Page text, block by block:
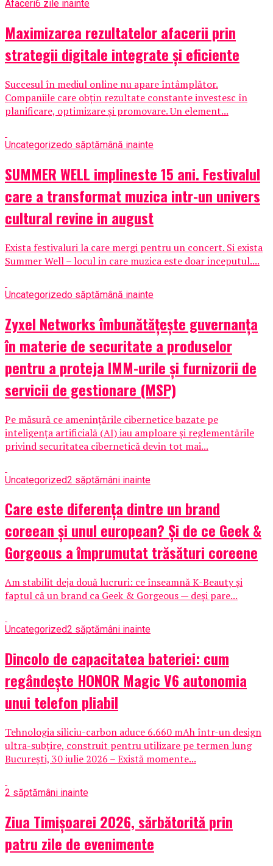
Afaceri6 zile inainte
Maximizarea rezultatelor afacerii prin
strategii digitale integrate și eficiente
Succesul în mediul online nu apare întâmplător.
Companiile care obțin rezultate constante investesc în
planificare, optimizare și promovare. Un element...
Uncategorizedo săptămână inainte
SUMMER WELL implineste 15 ani. Festivalul
care a transformat muzica intr-un univers
cultural revine in august
Exista festivaluri la care mergi pentru un concert. Si exista
Summer Well – locul in care muzica este doar inceputul....
Uncategorizedo săptămână inainte
Zyxel Networks îmbunătățește guvernanța
în materie de securitate a produselor
pentru a proteja IMM-urile și furnizorii de
servicii de gestionare (MSP)
Pe măsură ce amenințările cibernetice bazate pe
inteligența artificială (AI) iau amploare și reglementările
privind securitatea cibernetică devin tot mai...
Uncategorized2 săptămâni inainte
Care este diferența dintre un brand
coreean și unul european? Și de ce Geek &
Gorgeous a împrumutat trăsături coreene
Am stabilit deja două lucruri: ce înseamnă K-Beauty și
faptul că un brand ca Geek & Gorgeous — deși pare...
Uncategorized2 săptămâni inainte
Dincolo de capacitatea bateriei: cum
regândește HONOR Magic V6 autonomia
unui telefon pliabil
Tehnologia siliciu-carbon aduce 6.660 mAh într-un design
ultra-subțire, construit pentru utilizare pe termen lung
București, 30 iulie 2026 – Există momente...
2 săptămâni inainte
Ziua Timișoarei 2026, sărbătorită prin
patru zile de evenimente